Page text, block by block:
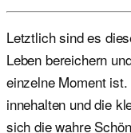
Letztlich sind es
Leben bereichern
einzelne Moment
innehalten und die
sich die wahre